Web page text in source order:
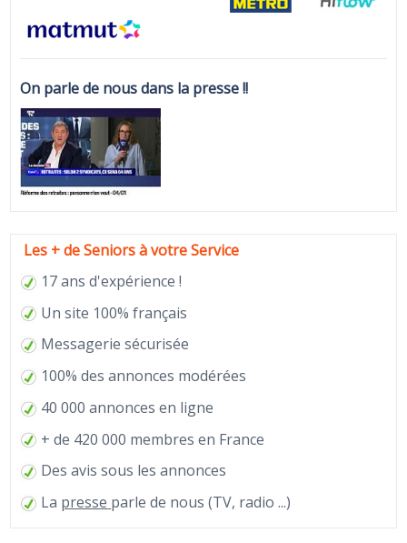
On parle de nous dans la presse !!
Les + de Seniors à votre Service
17 ans d'expérience !
Un site 100% français
Messagerie sécurisée
100% des annonces modérées
40 000 annonces en ligne
+ de 420 000 membres en France
Des avis sous les annonces
La presse parle de nous (TV, radio ...)